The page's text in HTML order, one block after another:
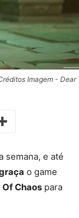
Imagem - Dear
semana, e até
o game
Chaos para